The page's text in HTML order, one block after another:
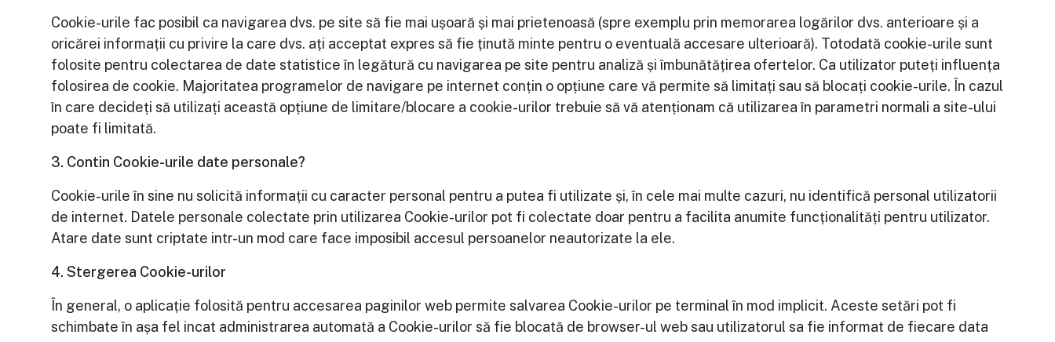
Cookie-urile fac posibil ca navigarea dvs. pe site să fie mai ușoară și mai prietenoasă (spre exemplu prin memorarea logărilor dvs. anterioare și a
oricărei informații cu privire la care dvs. ați acceptat expres să fie ținută minte pentru o eventuală accesare ulterioară). Totodată cookie-urile sunt
folosite pentru colectarea de date statistice în legătură cu navigarea pe site pentru analiză și îmbunătățirea ofertelor. Ca utilizator puteți influența
folosirea de cookie. Majoritatea programelor de navigare pe internet conțin o opțiune care vă permite să limitați sau să blocați cookie-urile. În cazul
în care decideți să utilizați această opțiune de limitare/blocare a cookie-urilor trebuie să vă atenționam că utilizarea în parametri normali a site-ului
poate fi limitată.
3. Contin Cookie-urile date personale?
Cookie-urile în sine nu solicită informații cu caracter personal pentru a putea fi utilizate și, în cele mai multe cazuri, nu identifică personal utilizatorii
de internet. Datele personale colectate prin utilizarea Cookie-urilor pot fi colectate doar pentru a facilita anumite funcționalități pentru utilizator.
Atare date sunt criptate intr-un mod care face imposibil accesul persoanelor neautorizate la ele.
4. Stergerea Cookie-urilor
În general, o aplicație folosită pentru accesarea paginilor web permite salvarea Cookie-urilor pe terminal în mod implicit. Aceste setări pot fi
schimbate în așa fel incat administrarea automată a Cookie-urilor să fie blocată de browser-ul web sau utilizatorul sa fie informat de fiecare data